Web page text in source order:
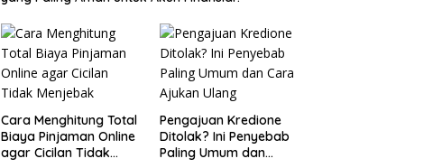
Cara Menghitung Total
Biaya Pinjaman Online
agar Cicilan Tidak
Pengajuan Kredione
Ditolak? Ini Penyebab
Paling Umum dan